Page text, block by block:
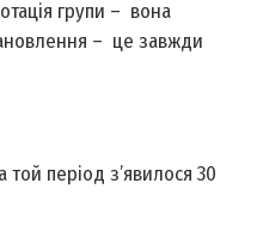
групи – вона
– це завжди
період з’явилося 30